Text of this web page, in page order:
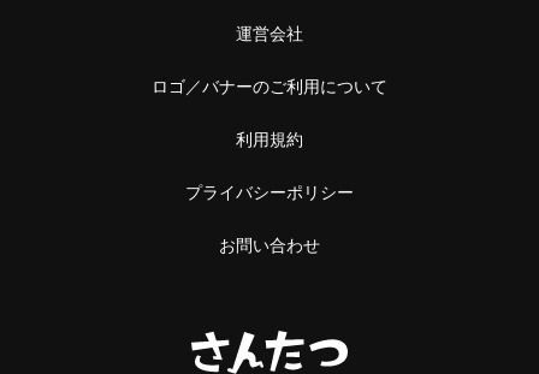
運営会社
ロゴ／バナーのご利用について
利用規約
プライバシーポリシー
お問い合わせ